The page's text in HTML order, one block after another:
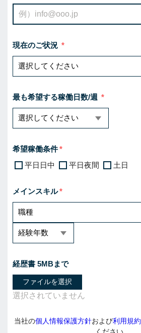
現在のご状況
最も希望する稼働日数/週
希望稼働条件
平日日中
平日夜間 土日
メインスキル
経歴書 5MBまで
ファイルを選択
当社の個人情報保護方針および利用規約